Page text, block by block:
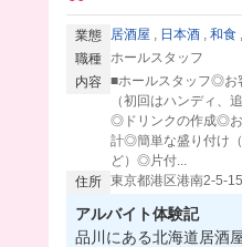
業態 居酒屋 , 日本酒 , 和食 ,
職種 ホールスタッフ
内容 ■ホールスタッフ◎お
（初回はハンディ、
◎ドリンクの作成◎
計◎簡単な盛り付け
ど）◎片付...
住所 東京都港区港南2-5-
アルバイト体験記
品川にある北海道居酒